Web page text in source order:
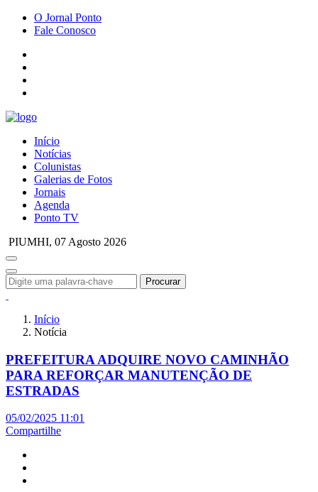
O Jornal Ponto
Fale Conosco
Início
Notícias
Colunistas
Galerias de Fotos
Jornais
Agenda
Ponto TV
PIUMHI, 07 Agosto 2026
Procurar
Início
Notícia
PREFEITURA ADQUIRE NOVO CAMINHÃO
PARA REFORÇAR MANUTENÇÃO DE
ESTRADAS
05/02/2025 11:01
Compartilhe